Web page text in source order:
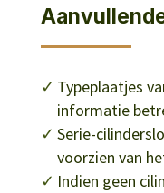
Typeplaatjes
informatie
Serie-
voorzien van
Indien geen